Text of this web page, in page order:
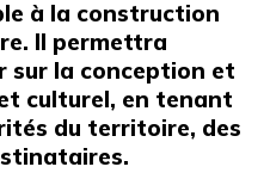
à la construction
ll permettra
sur la conception et
culturel, en tenant
du territoire, des